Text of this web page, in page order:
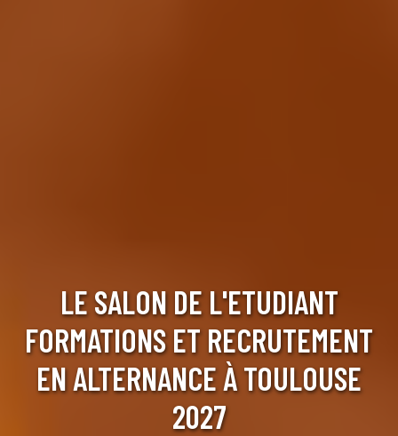
LE SALON DE L'ETUDIANT
FORMATIONS ET RECRUTEMENT
EN ALTERNANCE À TOULOUSE
2027